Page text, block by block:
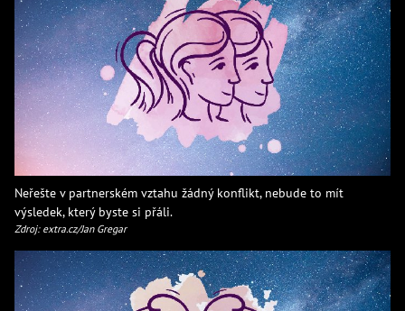
Neřešte v partnerském vztahu žádný konflikt, nebude to mít
výsledek, který byste si přáli.
Zdroj: extra.cz/Jan Gregar